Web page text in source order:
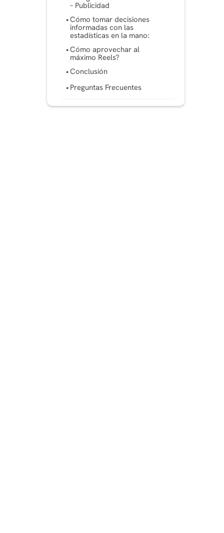
– Publicidad
Cómo tomar decisiones
informadas con las
estadísticas en la mano:
Cómo aprovechar al
máximo Reels?
Conclusión
Preguntas Frecuentes